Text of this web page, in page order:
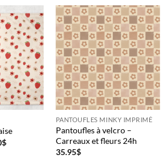
$Plage
PANTOUFLES MINKY IMPRIMÉ
Pantoufles à velcro –
Carreaux et fleurs 24h
35.95$